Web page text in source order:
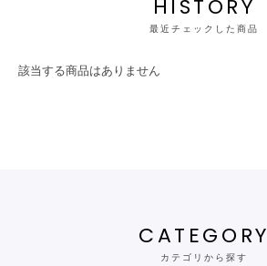
HISTORY
最近チェックした商品
該当する商品はありません
CATEGORY
カテゴリから探す